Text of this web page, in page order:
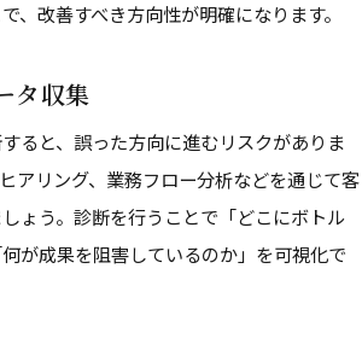
、改善すべき方向性が明確になります。
タ収集
ると、誤った方向に進むリスクがありま
アリング、業務フロー分析などを通じて客
ょう。診断を行うことで「どこにボトル
が成果を阻害しているのか」を可視化で